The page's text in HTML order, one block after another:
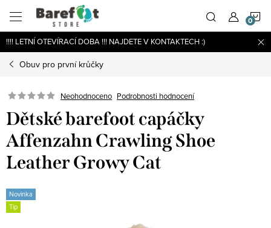
obsah
!!!! LETNÍ OTEVÍRACÍ DOBA !!! NAJDETE V KONTAKTECH :)
Obuv pro první krůčky
Neohodnoceno Podrobnosti hodnocení
Dětské barefoot capáčky
Affenzahn Crawling Shoe
Leather Growy Cat
Novinka
Tip